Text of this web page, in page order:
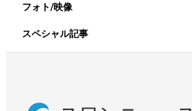
フォト/映像
スペシャル記事